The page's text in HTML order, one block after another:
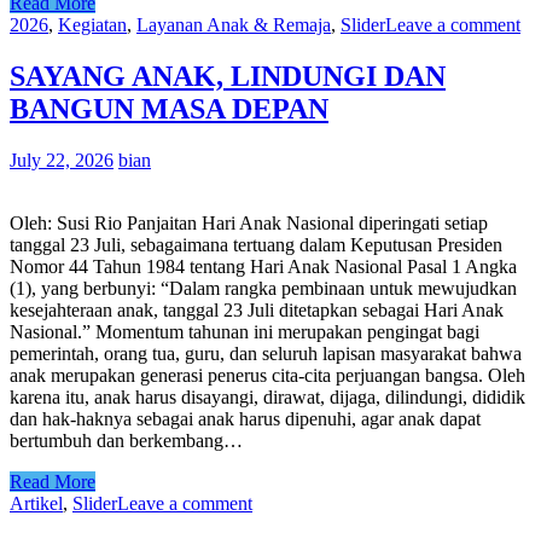
2026, Kegiatan, Layanan Anak & Remaja, SliderLeave a comment
SAYANG ANAK, LINDUNGI DAN
BANGUN MASA DEPAN
July 22, 2026 bian
Oleh: Susi Rio Panjaitan Hari Anak Nasional diperingati setiap
tanggal 23 Juli, sebagaimana tertuang dalam Keputusan Presiden
Nomor 44 Tahun 1984 tentang Hari Anak Nasional Pasal 1 Angka
(1), yang berbunyi: “Dalam rangka pembinaan untuk mewujudkan
kesejahteraan anak, tanggal 23 Juli ditetapkan sebagai Hari Anak
Nasional.” Momentum tahunan ini merupakan pengingat bagi
pemerintah, orang tua, guru, dan seluruh lapisan masyarakat bahwa
anak merupakan generasi penerus cita-cita perjuangan bangsa. Oleh
karena itu, anak harus disayangi, dirawat, dijaga, dilindungi, dididik
dan hak-haknya sebagai anak harus dipenuhi, agar anak dapat
bertumbuh dan berkembang…
Read More
Artikel, SliderLeave a comment